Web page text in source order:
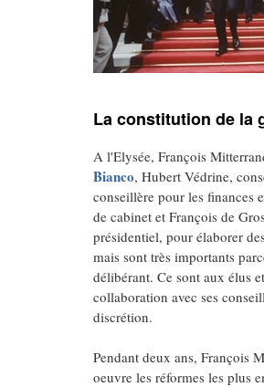
La constitution de la
A l'Elysée, François
Bianco, Hubert Védrine,
conseillère pour les finances
de cabinet et François de
présidentiel, pour élaborer
mais sont très importants
délibérant. Ce sont aux élus
collaboration avec ses
discrétion.
Pendant deux ans, François
oeuvre les réformes les plus